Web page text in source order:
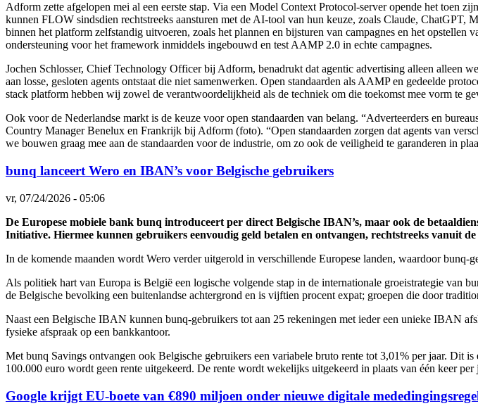
Adform zette afgelopen mei al een eerste stap. Via een Model Context Protocol-server opende het toen
kunnen FLOW sindsdien rechtstreeks aansturen met de AI-tool van hun keuze, zoals Claude,
binnen het platform zelfstandig uitvoeren, zoals het plannen en bijsturen van campagnes en het
ondersteuning voor het framework inmiddels ingebouwd en test AAMP 2.0 in echte campagnes.
Jochen Schlosser, Chief Technology Officer bij Adform, benadrukt dat agentic advertising alleen alleen
aan losse, gesloten agents ontstaat die niet samenwerken. Open standaarden als AAMP en gedeelde
stack platform hebben wij zowel de verantwoordelijkheid als de techniek om die toekomst mee vorm te
Ook voor de Nederlandse markt is de keuze voor open standaarden van belang. “Adverteerders en
Country Manager Benelux en Frankrijk bij Adform (foto). “Open standaarden zorgen dat agents van
we bouwen graag mee aan de standaarden voor de industrie, om zo ook de veiligheid te garanderen in
bunq lanceert Wero en IBAN’s voor Belgische gebruikers
vr, 07/24/2026 - 05:06
De Europese mobiele bank bunq introduceert per direct Belgische IBAN’s, maar ook de
Initiative. Hiermee kunnen gebruikers eenvoudig geld betalen en ontvangen, rechtstreeks vanuit
In de komende maanden wordt Wero verder uitgerold in verschillende Europese landen, waardoor
Als politiek hart van Europa is België een logische volgende stap in de internationale groeistrategie van
de Belgische bevolking een buitenlandse achtergrond en is vijftien procent expat; groepen die door
Naast een Belgische IBAN kunnen bunq-gebruikers tot aan 25 rekeningen met ieder een unieke IBAN
fysieke afspraak op een bankkantoor.
Met bunq Savings ontvangen ook Belgische gebruikers een variabele bruto rente tot 3,01% per jaar. Dit
100.000 euro wordt geen rente uitgekeerd. De rente wordt wekelijks uitgekeerd in plaats van één keer
Google krijgt EU-boete van €890 miljoen onder nieuwe digitale